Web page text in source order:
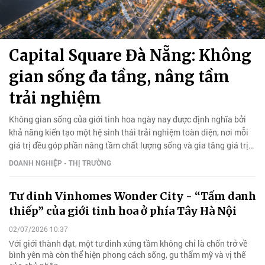
Capital Square Đà Nẵng: Không
gian sống đa tầng, nâng tầm
trải nghiệm
Không gian sống của giới tinh hoa ngày nay được định nghĩa bởi
khả năng kiến tạo một hệ sinh thái trải nghiệm toàn diện, nơi mỗi
giá trị đều góp phần nâng tầm chất lượng sống và gia tăng giá trị
tài sản.
DOANH NGHIỆP - THỊ TRƯỜNG
Tư dinh Vinhomes Wonder City - “Tấm danh
thiếp” của giới tinh hoa ở phía Tây Hà Nội
02/07/2026 10:37
Với giới thành đạt, một tư dinh xứng tầm không chỉ là chốn trở về
bình yên mà còn thể hiện phong cách sống, gu thẩm mỹ và vị thế